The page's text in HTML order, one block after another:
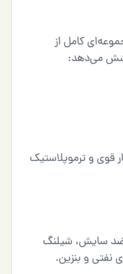
کامل از
می‌دهد:
قوی و ترموپلاستیک
سایش، شیلنگ
نفتی و بنزین.